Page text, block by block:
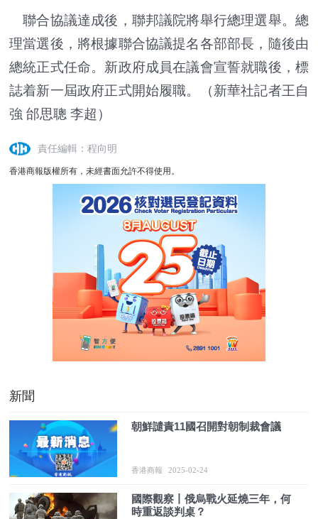
聯合協議達成後，聯邦議院將舉行總理選舉。總
理當選後，將根據聯合協議提名各部部長，隨後由
總統正式任命。新政府成員在議會宣誓就職後，標
誌着新一屆政府正式開始履職。（新華社記者王自
強 邰思聰 李超）
責任編輯：程向明
香港商報版權所有，未經書面允許不得使用。
新聞
朝鮮譴責11國召開對朝制裁會議
香港商報 2025-02-24
國際觀察丨俄烏戰火延燒三年，何
時重返談判桌？